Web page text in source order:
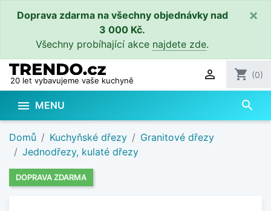
Doprava zdarma na všechny objednávky nad
3 000 Kč.
Všechny probíhající akce najdete zde.
×
20 let vybavujeme vaše kuchyně  shopping_cart (0)
 MENU search
Domů Kuchyňské dřezy
Granitové dřezy
Jednodřezy, kulaté dřezy
DOPRAVA ZDARMA